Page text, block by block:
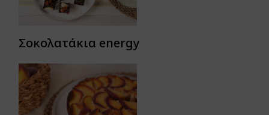
Σοκολατάκια energy